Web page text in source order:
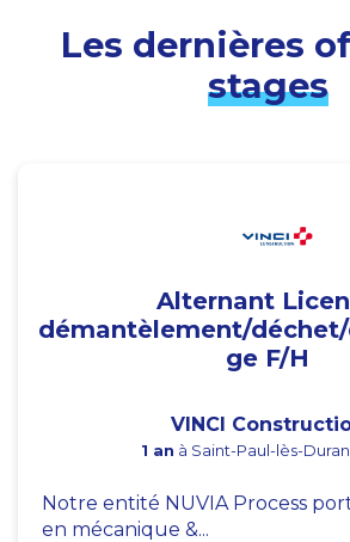
Les dernières
stages
Alternant
démantèlement/
ge F/H
VINCI
1 an à Saint-Paul-lès-
Notre entité NUVIA Process
en mécanique &...